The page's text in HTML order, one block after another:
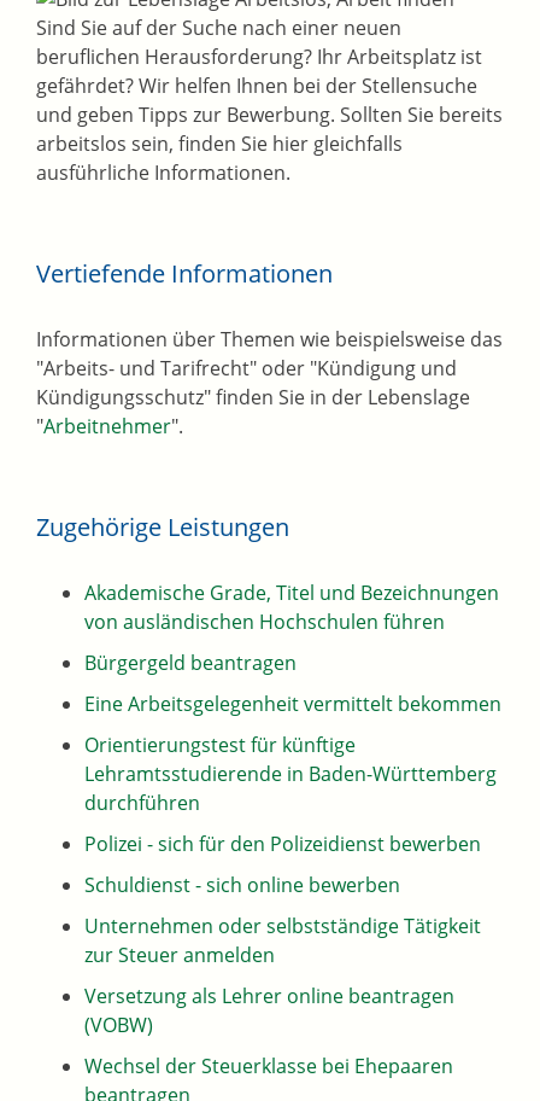
Sind Sie auf der Suche nach einer neuen
beruflichen Herausforderung? Ihr Arbeitsplatz ist
gefährdet? Wir helfen Ihnen bei der Stellensuche
und geben Tipps zur Bewerbung. Sollten Sie bereits
arbeitslos sein, finden Sie hier gleichfalls
ausführliche Informationen.
Vertiefende Informationen
Informationen über Themen wie beispielsweise das
"Arbeits- und Tarifrecht" oder "Kündigung und
Kündigungsschutz" finden Sie in der Lebenslage
"Arbeitnehmer".
Zugehörige Leistungen
Akademische Grade, Titel und Bezeichnungen
von ausländischen Hochschulen führen
Bürgergeld beantragen
Eine Arbeitsgelegenheit vermittelt bekommen
Orientierungstest für künftige
Lehramtsstudierende in Baden-Württemberg
durchführen
Polizei - sich für den Polizeidienst bewerben
Schuldienst - sich online bewerben
Unternehmen oder selbstständige Tätigkeit
zur Steuer anmelden
Versetzung als Lehrer online beantragen
(VOBW)
Wechsel der Steuerklasse bei Ehepaaren
beantragen